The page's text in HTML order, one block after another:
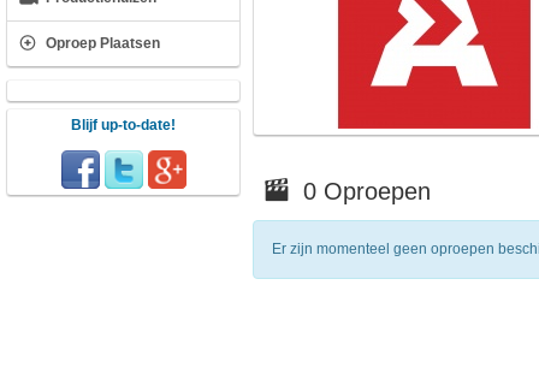
Oproep Plaatsen
Blijf up-to-date!
0 Oproepen
Er zijn momenteel geen oproepen